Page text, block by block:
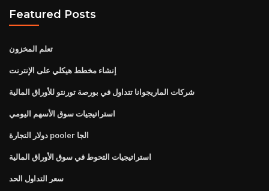
Featured Posts
تعلم المخزون
إنشاء مخطط هيكلي على الإنترنت
شركات الماريجوانا تتداول في بورصة تورنتو للأوراق المالية
استراتيجيات سوق الأسهم اليومي
دولار التجارة pooler الجا
استراتيجيات التحوط في سوق الأوراق المالية
سعر التداول الحد